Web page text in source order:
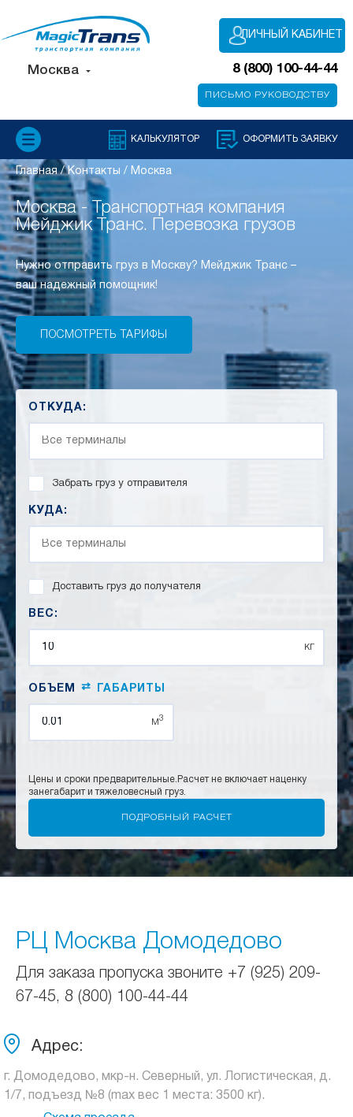
Москва 8 (800) 100-44-44
ЛИЧНЫЙ КАБИНЕТ
ПИСЬМО РУКОВОДСТВУ
КАЛЬКУЛЯТОР ОФОРМИТЬ ЗАЯВКУ
Главная/Контакты / Москва
Москва - Транспортная компания
Мейджик Транс. Перевозка грузов
Нужно отправить груз в Москву? Мейджик Транс –
ваш надежный помощник!
ПОСМОТРЕТЬ ТАРИФЫ
ОТКУДА:
Забрать груз у отправителя
КУДА:
Доставить груз до получателя
ВЕС:
кг
ОБЪЕМ ⇄ ГАБАРИТЫ
м3
Цены и сроки предварительные. Расчет не включает наценку
занегабарит и тяжеловесный груз.
РЦ Москва Домодедово
Для заказа пропуска звоните +7 (925) 209-
67-45, 8 (800) 100-44-44
Адрес:
г. Домодедово, мкр-н. Северный, ул. Логистическая, д.
1/7, подъезд №8 (max вес 1 места: 3500 кг).